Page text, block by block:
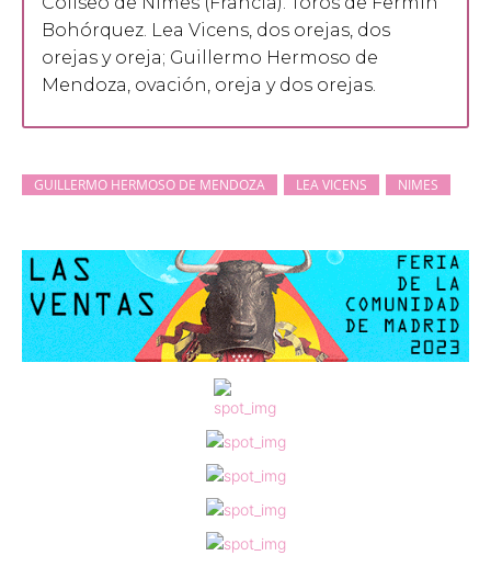
Bohórquez. Lea Vicens, dos orejas, dos
orejas y oreja; Guillermo Hermoso de
Mendoza, ovación, oreja y dos orejas.
GUILLERMO HERMOSO DE MENDOZA LEA VICENS NIMES